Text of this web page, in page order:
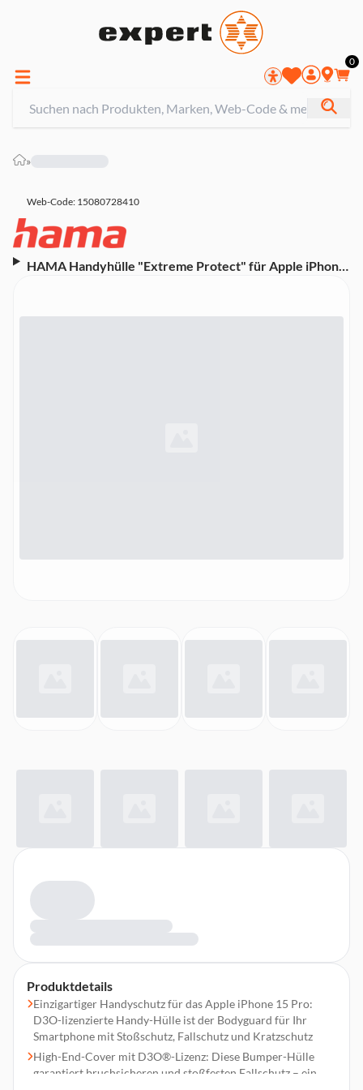
0
»
Web-Code: 15080728410
HAMA Handyhülle "Extreme Protect" für Apple iPhone
Produktdetails
Einzigartiger Handyschutz für das Apple iPhone 15 Pro:
D3O-lizenzierte Handy-Hülle ist der Bodyguard für Ihr
Smartphone mit Stoßschutz, Fallschutz und Kratzschutz
High-End-Cover mit D3O®-Lizenz: Diese Bumper-Hülle
garantiert bruchsicheren und stoßfesten Fallschutz – ein